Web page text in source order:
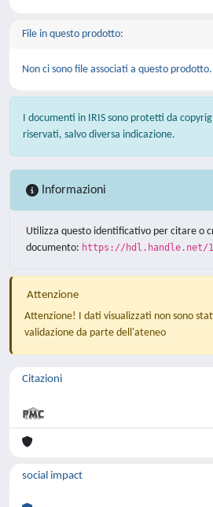
File in questo prodotto:
Non ci sono file associati a questo prodotto.
I documenti in IRIS sono protetti da
riservati, salvo diversa indicazione.
Informazioni
Utilizza questo identificativo per citare o
documento: https://hdl.handle.net/
Attenzione
Attenzione! I dati visualizzati non sono
validazione da parte dell'ateneo
Citazioni
social impact